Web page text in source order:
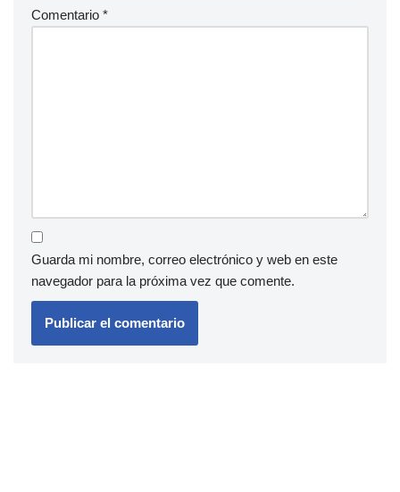
Comentario *
Guarda mi nombre, correo electrónico y web en este
navegador para la próxima vez que comente.